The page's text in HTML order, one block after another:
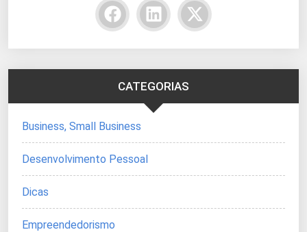
CATEGORIAS
Business, Small Business
Desenvolvimento Pessoal
Dicas
Empreendedorismo